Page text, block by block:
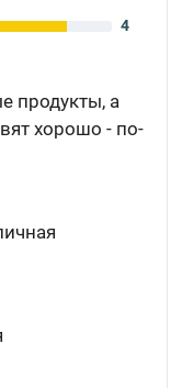
4
продукты, а
хорошо - по-